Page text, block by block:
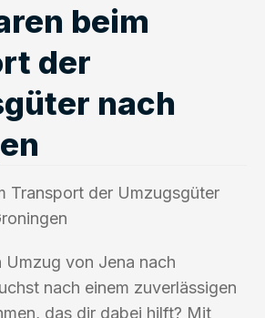
beim
der
nach
Transport der Umzugsgüter
Umzug von Jena nach
nach einem zuverlässigen
das dir dabei hilft? Mit